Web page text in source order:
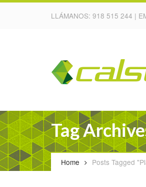
LLÁMANOS: 918 515 244 |
Tag
Home Posts Tagged